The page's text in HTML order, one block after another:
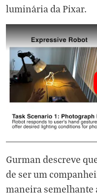
luminária da Pixar.
Gurman descreve
de ser um
maneira semelhante